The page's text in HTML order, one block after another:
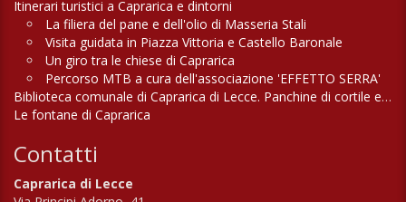
Itinerari turistici a Caprarica e dintorni
La filiera del pane e dell'olio di Masseria Stali
Visita guidata in Piazza Vittoria e Castello Baronale
Un giro tra le chiese di Caprarica
Percorso MTB a cura dell'associazione 'EFFETTO SERRA'
Biblioteca comunale di Caprarica di Lecce. Panchine di cortile e di campagna
Le fontane di Caprarica
Contatti
Caprarica di Lecce